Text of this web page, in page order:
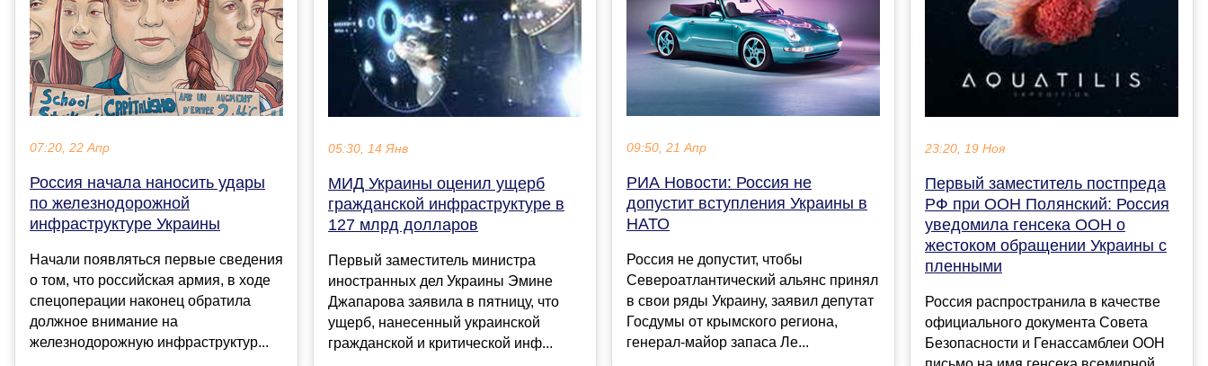
07:20, 22 Апр
Россия начала наносить удары
по железнодорожной
инфраструктуре Украины
Начали появляться первые сведения
о том, что российская армия, в ходе
спецоперации наконец обратила
должное внимание на
железнодорожную инфраструктур...
05:30, 14 Янв
МИД Украины оценил ущерб
гражданской инфраструктуре в
127 млрд долларов
Первый заместитель министра
иностранных дел Украины Эмине
Джапарова заявила в пятницу, что
ущерб, нанесенный украинской
гражданской и критической инф...
09:50, 21 Апр
РИА Новости: Россия не
допустит вступления Украины в
НАТО
Россия не допустит, чтобы
Североатлантический альянс принял
в свои ряды Украину, заявил депутат
Госдумы от крымского региона,
генерал-майор запаса Ле...
23:20, 19 Ноя
Первый заместитель постпреда
РФ при ООН Полянский: Россия
уведомила генсека ООН о
жестоком обращении Украины с
пленными
Россия распространила в качестве
официального документа Совета
Безопасности и Генассамблеи ООН